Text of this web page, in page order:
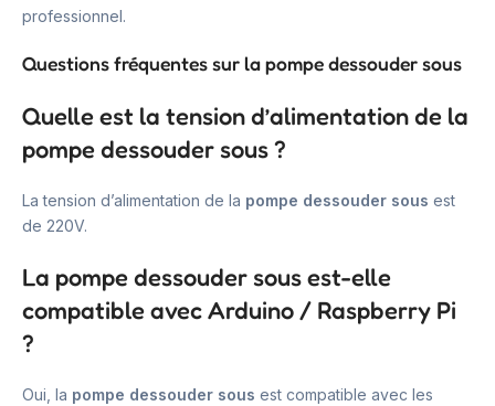
professionnel.
Questions fréquentes sur la pompe dessouder sous
Quelle est la tension d’alimentation de la
pompe dessouder sous ?
La tension d’alimentation de la pompe dessouder sous est
de 220V.
La pompe dessouder sous est-elle
compatible avec Arduino / Raspberry Pi
?
Oui, la pompe dessouder sous est compatible avec les